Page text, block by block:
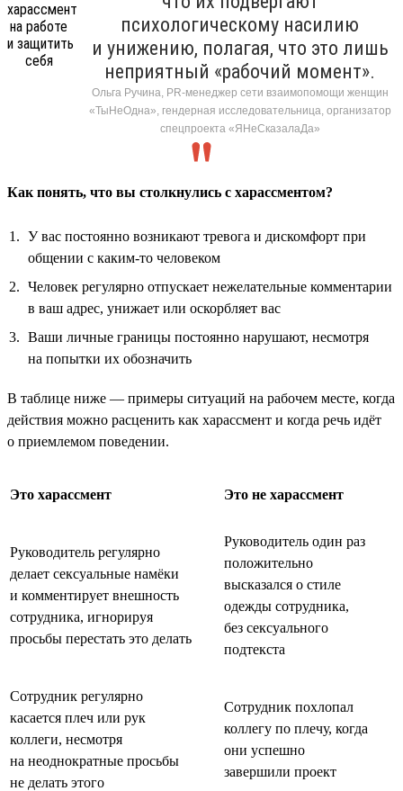
психологическому насилию
и унижению, полагая, что это лишь
неприятный «рабочий момент».
Ольга Ручина, PR-менеджер сети взаимопомощи женщин
«ТыНеОдна», гендерная исследовательница, организатор
спецпроекта «ЯНеСказалаДа»
Как понять, что вы столкнулись с харассментом?
У вас постоянно возникают тревога и дискомфорт при
общении с каким-то человеком
Человек регулярно отпускает нежелательные комментарии
в ваш адрес, унижает или оскорбляет вас
Ваши личные границы постоянно нарушают, несмотря
на попытки их обозначить
В таблице ниже — примеры ситуаций на рабочем месте, когда
действия можно расценить как харассмент и когда речь идёт
о приемлемом поведении.
Это харассмент Это не харассмент
Руководитель регулярно
делает сексуальные намёки
и комментирует внешность
сотрудника, игнорируя
просьбы перестать это делать
Руководитель один раз
положительно
высказался о стиле
одежды сотрудника,
без сексуального
подтекста
Сотрудник регулярно
касается плеч или рук
коллеги, несмотря
на неоднократные просьбы
не делать этого
Сотрудник похлопал
коллегу по плечу, когда
они успешно
завершили проект